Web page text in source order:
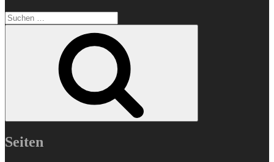
Suchen
nach:
Seiten